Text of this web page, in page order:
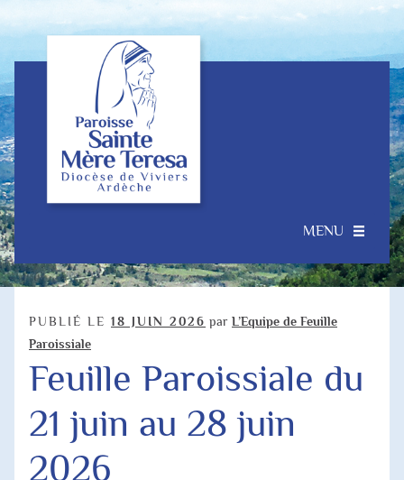
Aller
Aller
MENU
Accueil
Notre Paroisse
enfant
Je souhaite…
Agenda Paroissial
Horaires des Messes
PUBLIÉ LE 18 JUIN 2026 par L’Equipe de Feuille
Paroissiale
Feuille Paroissiale du
21 juin au 28 juin
2026